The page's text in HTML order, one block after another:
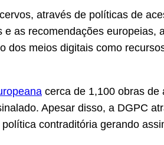
através de políticas de
as recomendações europeias,
meios digitais como
cerca de 1,100 obras de
Apesar disso, a DGPC
contraditória gerando